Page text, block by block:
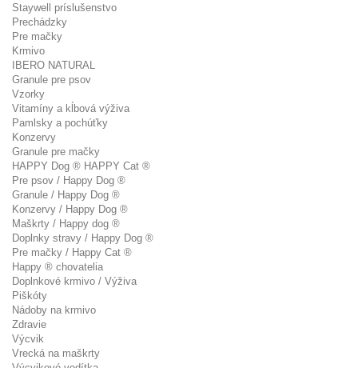
Staywell príslušenstvo
Prechádzky
Pre mačky
Krmivo
IBERO NATURAL
Granule pre psov
Vzorky
Vitamíny a kĺbová výživa
Pamlsky a pochúťky
Konzervy
Granule pre mačky
HAPPY Dog ® HAPPY Cat ®
Pre psov / Happy Dog ®
Granule / Happy Dog ®
Konzervy / Happy Dog ®
Maškrty / Happy dog ®
Doplnky stravy / Happy Dog ®
Pre mačky / Happy Cat ®
Happy ® chovatelia
Doplnkové krmivo / Výživa
Piškóty
Nádoby na krmivo
Zdravie
Výcvik
Vrecká na maškrty